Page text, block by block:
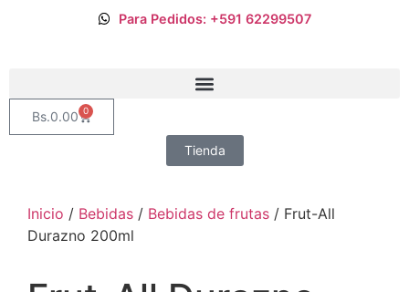
Para Pedidos: +591 62299507
Bs.0.00 0
Tienda
Inicio / Bebidas / Bebidas de frutas / Frut-All
Durazno 200ml